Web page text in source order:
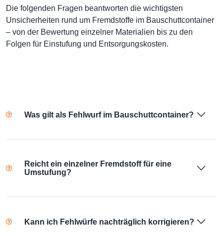
Die folgenden Fragen beantworten die wichtigsten
Unsicherheiten rund um Fremdstoffe im Bauschuttcontainer
– von der Bewertung einzelner Materialien bis zu den
Folgen für Einstufung und Entsorgungskosten.
Was gilt als Fehlwurf im Bauschuttcontainer?
Reicht ein einzelner Fremdstoff für eine
Umstufung?
Kann ich Fehlwürfe nachträglich korrigieren?